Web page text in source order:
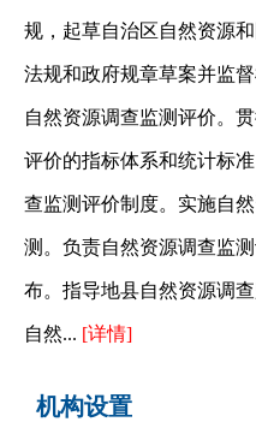
规，起草自治区自然资源
法规和政府规章草案并监
自然资源调查监测评价。
评价的指标体系和统计标
查监测评价制度。实施自
测。负责自然资源调查监
布。指导地县自然资源调
自然... [详情]
机构设置